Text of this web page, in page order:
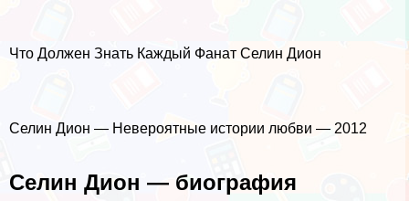
Что Должен Знать Каждый Фанат Селин Дион
Селин Дион — Невероятные истории любви — 2012
Селин Дион — биография